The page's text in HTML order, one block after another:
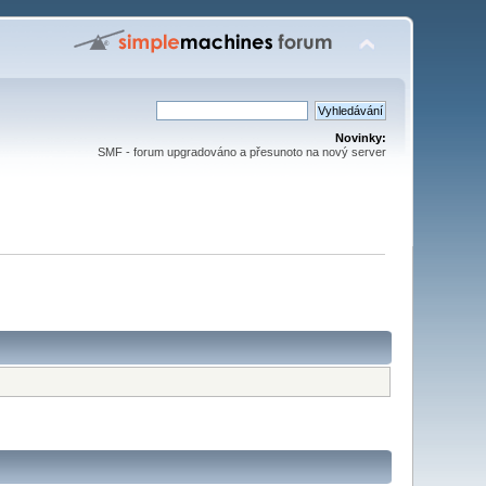
Novinky:
SMF - forum upgradováno a přesunoto na nový server